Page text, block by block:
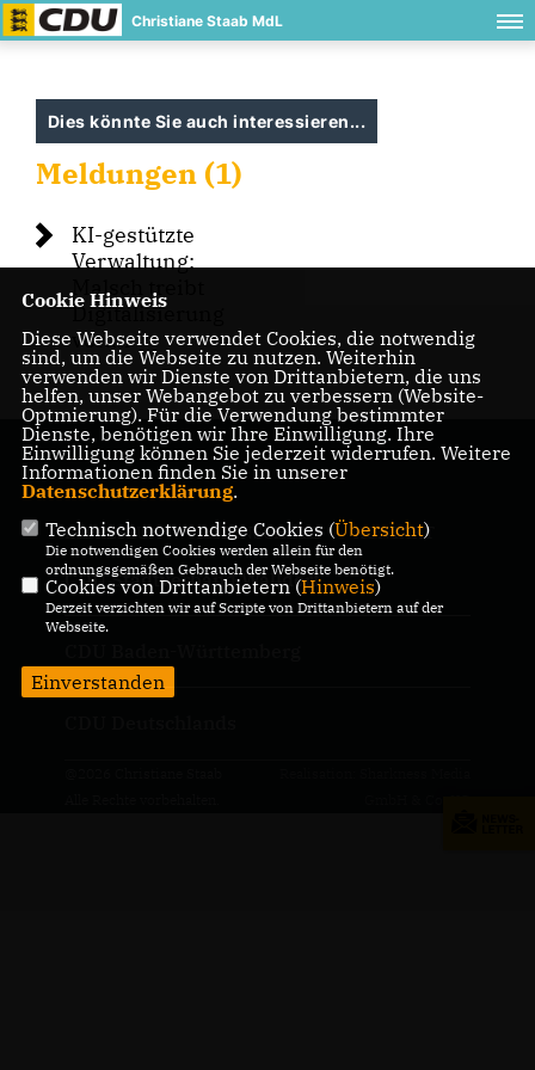
Christiane Staab MdL
Dies könnte Sie auch interessieren...
Meldungen (1)
KI-gestützte
Verwaltung:
Malsch treibt
Digitalisierung
voran
IMPRESSUM DATENSCHUTZ KONTAKT
CDU Stadtverband Walldorf
Cookie Hinweis
Diese Webseite verwendet Cookies, die notwendig
sind, um die Webseite zu nutzen. Weiterhin
verwenden wir Dienste von Drittanbietern, die uns
helfen, unser Webangebot zu verbessern (Website-
Optmierung). Für die Verwendung bestimmter
Dienste, benötigen wir Ihre Einwilligung. Ihre
Einwilligung können Sie jederzeit widerrufen. Weitere
Informationen finden Sie in unserer
Datenschutzerklärung.
Technisch notwendige Cookies (Übersicht)
Die notwendigen Cookies werden allein für den
ordnungsgemäßen Gebrauch der Webseite benötigt.
Cookies von Drittanbietern (Hinweis)
Derzeit verzichten wir auf Scripte von Drittanbietern auf der
Webseite.
Einverstanden